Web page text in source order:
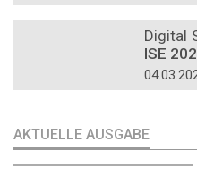
Digital
ISE
AKTUELLE AUSGABE